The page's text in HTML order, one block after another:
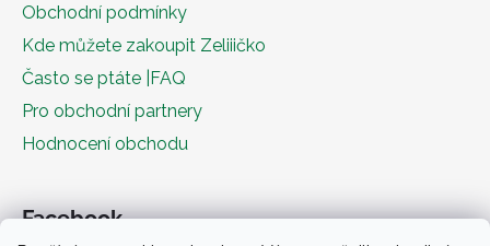
Obchodní podmínky
Kde můžete zakoupit Zeliiičko
Často se ptáte |FAQ
Pro obchodní partnery
Hodnocení obchodu
Facebook